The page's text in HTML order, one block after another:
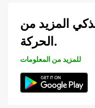
المزيد من
الحركة.
للمزيد من المعلومات